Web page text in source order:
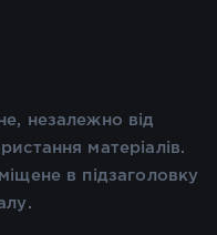
незалежно від
матеріалів.
в підзаголовку